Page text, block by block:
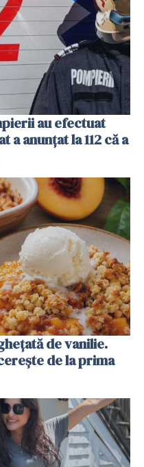
au efectuat
a anunțat la 112 că a
de vanilie.
de la prima